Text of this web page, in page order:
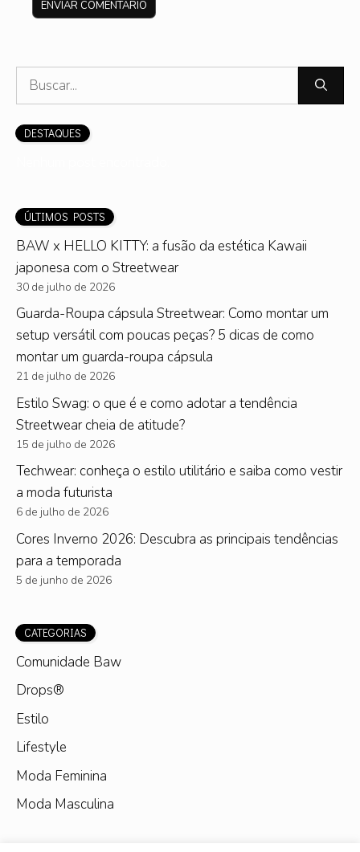
Pesquisar
DESTAQUES
ÚLTIMOS POSTS
BAW x HELLO KITTY: a fusão da estética Kawaii
japonesa com o Streetwear
30 de julho de 2026
Guarda-Roupa cápsula Streetwear: Como montar um
setup versátil com poucas peças? 5 dicas de como
montar um guarda-roupa cápsula
21 de julho de 2026
Estilo Swag: o que é e como adotar a tendência
Streetwear cheia de atitude?
15 de julho de 2026
Techwear: conheça o estilo utilitário e saiba como vestir
a moda futurista
6 de julho de 2026
Cores Inverno 2026: Descubra as principais tendências
para a temporada
5 de junho de 2026
CATEGORIAS
Comunidade Baw
Drops®
Estilo
Lifestyle
Moda Feminina
Moda Masculina